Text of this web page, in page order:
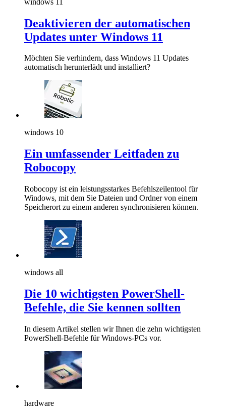
Deaktivieren der automatischen
Updates unter Windows 11
Möchten Sie verhindern, dass Windows 11 Updates
automatisch herunterlädt und installiert?
windows 10
Ein umfassender Leitfaden zu
Robocopy
Robocopy ist ein leistungsstarkes Befehlszeilentool für
Windows, mit dem Sie Dateien und Ordner von einem
Speicherort zu einem anderen synchronisieren können.
windows all
Die 10 wichtigsten PowerShell-
Befehle, die Sie kennen sollten
In diesem Artikel stellen wir Ihnen die zehn wichtigsten
PowerShell-Befehle für Windows-PCs vor.
hardware